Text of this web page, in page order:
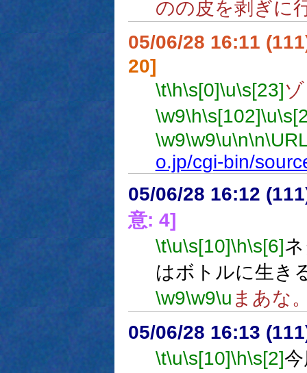
のの皮を剥ぎに
05/06/28 16:11
20]
\t\h\s[0]\u\s[23]
\w9\h\s[102]\u
\w9\w9\u\n\n
o.jp/cgi-bin/
05/06/28 16:12
意: 4]
\t\u\s[10]\h\s[6]
はボトルに生き
\w9\w9\u まあな
05/06/28 16:13
\t\u\s[10]\h\s[2]